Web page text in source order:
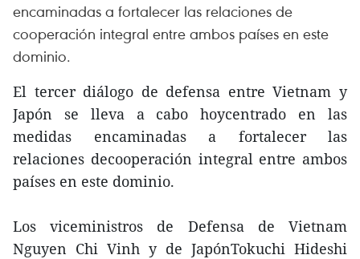
encaminadas a fortalecer las relaciones de
cooperación integral entre ambos países en este
dominio.
El tercer diálogo de defensa entre Vietnam y
Japón se lleva a cabo hoycentrado en las
medidas encaminadas a fortalecer las
relaciones decooperación integral entre ambos
países en este dominio.
Los viceministros de Defensa de Vietnam
Nguyen Chi Vinh y de JapónTokuchi Hideshi